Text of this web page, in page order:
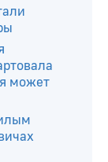
может